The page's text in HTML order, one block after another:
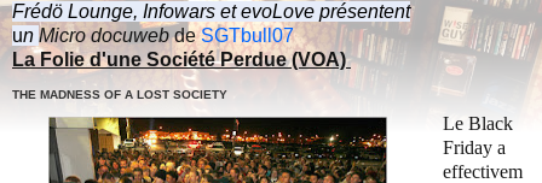
Frédö Lounge, Infowars et evoLove présentent
un Micro docuwebde SGTbull07
La Folie d'une Société Perdue (VOA)
THE MADNESS OF A LOST SOCIETY
Le Black
Friday a
effectivem